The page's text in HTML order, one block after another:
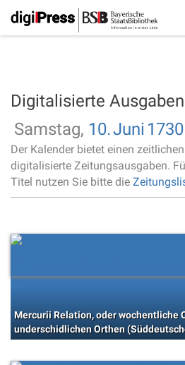
Digitalisierte Ausgaben
Samstag, 10.Juni 1730
Der Kalender bietet einen
digitalisierte Zeitungsausgaben.
Titel nutzen Sie bitte die
Mercurii Relation, oder wochentliche
underschidlichen Orthen